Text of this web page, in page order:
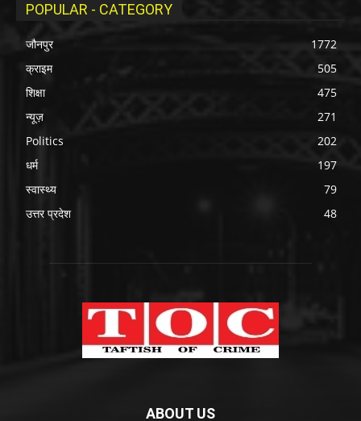
POPULAR - CATEGORY
जौनपुर
1772
क्राइम
505
शिक्षा
475
न्यूज़
271
Politics
202
धर्म
197
स्वास्थ्य
79
उत्तर प्रदेश
48
ABOUT US